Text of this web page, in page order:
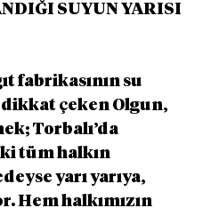
SUYUN YARISI
fabrikasının su
çeken Olgun,
Torbalı’da
tüm halkın
yarı yarıya,
Hem halkımızın